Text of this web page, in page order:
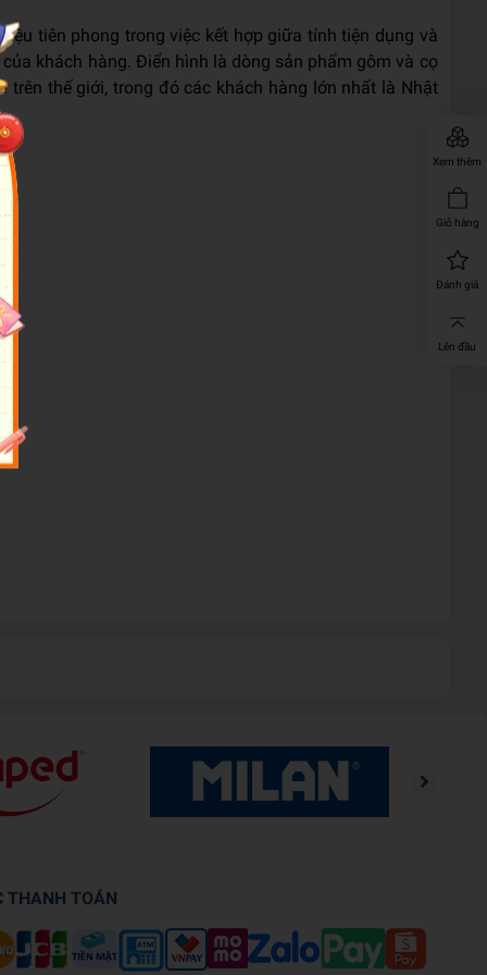
Xem thêm
Giỏ hàng
Đánh giá
Lên đầu
tiên phong trong việc kết hợp giữa tính tiện dụng và
khách hàng. Điển hình là dòng sản phẩm gôm và cọ
thế giới, trong đó các khách hàng lớn nhất là Nhật
ở một mặt và mặt còn lại là bản in hình học màu đen
học.
THANH TOÁN